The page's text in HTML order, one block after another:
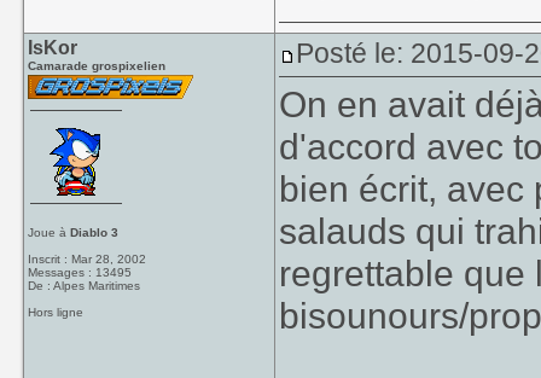
IsKor
Camarade grospixelien
Joue àDiablo 3
Inscrit : Mar 28, 2002
Messages : 13495
De : Alpes Maritimes
Hors ligne
Posté le: 2015-09-
On en avait
d'accord avec
bien écrit, avec
salauds qui
regrettable que
bisounours/